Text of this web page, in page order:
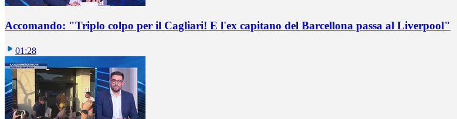
Accomando: "Triplo colpo per il Cagliari! E l'ex capitano del Barcellona passa al Liverpool"
01:28